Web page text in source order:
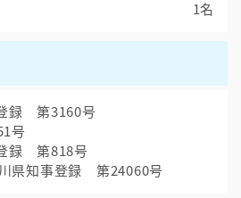
1名
録 第3160号
号
録 第818号
県知事登録 第24060号